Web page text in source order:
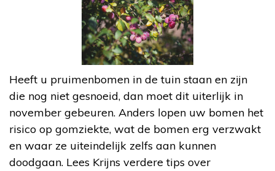
Heeft u pruimenbomen in de tuin staan en zijn
die nog niet gesnoeid, dan moet dit uiterlijk in
november gebeuren. Anders lopen uw bomen het
risico op gomziekte, wat de bomen erg verzwakt
en waar ze uiteindelijk zelfs aan kunnen
doodgaan. Lees Krijns verdere tips over